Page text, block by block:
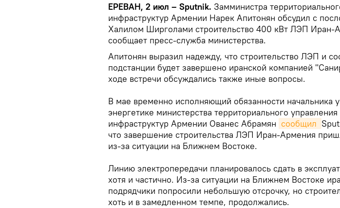
ЕРЕВАН, 2 июл – Sputnik. Замминистра
инфраструктур Армении Нарек Апитонян обсудил с
Халилом Ширголами строительство 400 кВт ЛЭП Иран-
сообщает пресс-служба министерства.
Апитонян выразил надежду, что строительство ЛЭП и
подстанции будет завершено иранской компанией
ходе встречи обсуждались также иные вопросы.
В мае временно исполняющий обязанности начальника
энергетике министерства территориального управления
инфраструктур Армении Ованес Абрамян сообщил
что завершение строительства ЛЭП Иран-Армения
из-за ситуации на Ближнем Востоке.
Линию электропередачи планировалось сдать в
хотя и частично. Из-за ситуации на Ближнем Востоке
подрядчики попросили небольшую отсрочку, но
хоть и в замедленном темпе, продолжались.